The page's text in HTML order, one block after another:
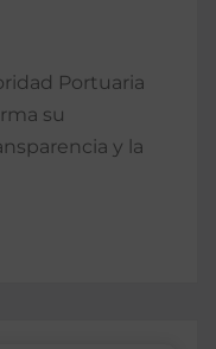
Portuaria
su
y la